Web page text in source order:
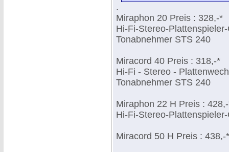
.
Miraphon 20 Preis : 328,-*
Hi-Fi-Stereo-
Tonabnehmer STS 240
Miracord 40 Preis : 318,-*
Hi-Fi - Stereo -
Tonabnehmer STS 240
Miraphon 22 H Preis :
Hi-Fi-Stereo-
Miracord 50 H Preis : 438,-*